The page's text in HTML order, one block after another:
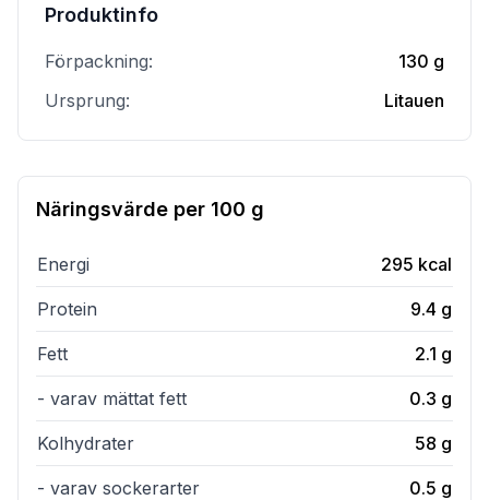
Produktinfo
Förpackning:
130 g
Ursprung:
Litauen
Näringsvärde per 100 g
Energi 295 kcal
Protein 9.4 g
Fett 2.1 g
- varav mättat fett 0.3 g
Kolhydrater 58 g
- varav sockerarter 0.5 g